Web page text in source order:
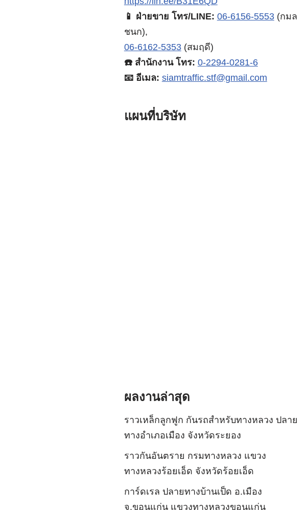
📱 ฝ่ายขาย โทร/LINE: 06-6156-5553(กมล
ชนก),
06-6162-5353(สมฤดี)
☎️ สำนักงาน โทร: 0-2294-0281-6
📧 อีเมล: siamtraffic.stf@gmail.com
แผนที่บริษัท
ผลงานล่าสุด
ราวเหล็กลูกฟูก กันรถสําหรับทางหลวง ปลาย
ทางอำเภอเมือง จังหวัดระยอง
ราวกันอันตราย กรมทางหลวง แขวง
ทางหลวงร้อยเอ็ด จังหวัดร้อยเอ็ด
การ์ดเรล ปลายทางบ้านเป็ด อ.เมือง
จ.ขอนแก่น แขวงทางหลวงขอนแก่น